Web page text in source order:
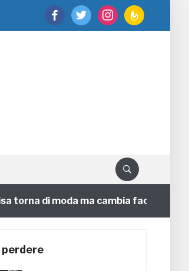
facebooktwitter instagramfeedburner
di moda ma cambia faccia
perdere